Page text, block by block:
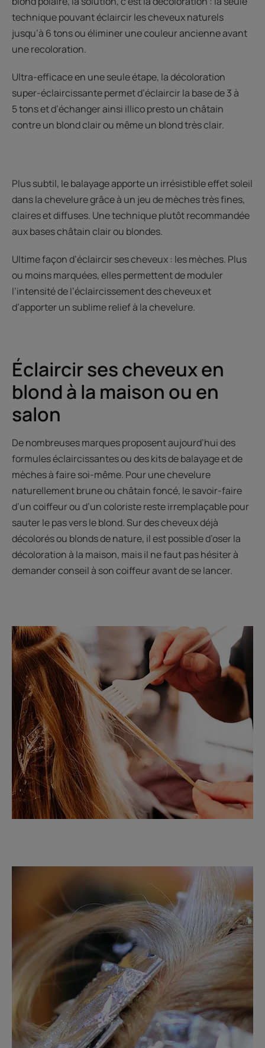
technique pouvant éclaircir les cheveux naturels
jusqu’à 6 tons ou éliminer une couleur ancienne avant
une recoloration.
Ultra-efficace en une seule étape, la décoloration
super-éclaircissante permet d’éclaircir la base de 3 à
5 tons et d’échanger ainsi illico presto un châtain
contre un blond clair ou même un blond très clair.
Plus subtil, le balayage apporte un irrésistible effet soleil
dans la chevelure grâce à un jeu de mèches très fines,
claires et diffuses. Une technique plutôt recommandée
aux bases châtain clair ou blondes.
Ultime façon d’éclaircir ses cheveux : les mèches. Plus
ou moins marquées, elles permettent de moduler
l’intensité de l’éclaircissement des cheveux et
d’apporter un sublime relief à la chevelure.
Éclaircir ses cheveux en
blond à la maison ou en
salon
De nombreuses marques proposent aujourd’hui des
formules éclaircissantes ou des kits de balayage et de
mèches à faire soi-même. Pour une chevelure
naturellement brune ou châtain foncé, le savoir-faire
d’un coiffeur ou d’un coloriste reste irremplaçable pour
sauter le pas vers le blond. Sur des cheveux déjà
décolorés ou blonds de nature, il est possible d’oser la
décoloration à la maison, mais il ne faut pas hésiter à
demander conseil à son coiffeur avant de se lancer.